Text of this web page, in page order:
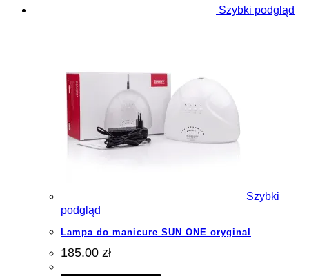
Szybki podgląd
Szybki
podgląd
Lampa do manicure SUN ONE oryginal
185.00 zł